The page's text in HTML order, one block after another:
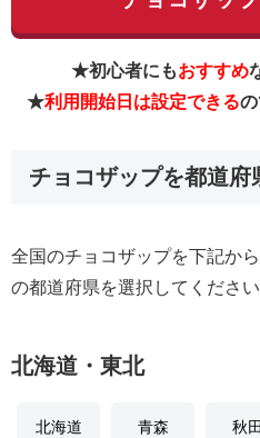
★初心者にもおすすめ
★利用開始日は設定できる
チョコザップを都道府
全国のチョコザップを下記か
の都道府県を選択してください
北海道・東北
北海道 青森 秋田